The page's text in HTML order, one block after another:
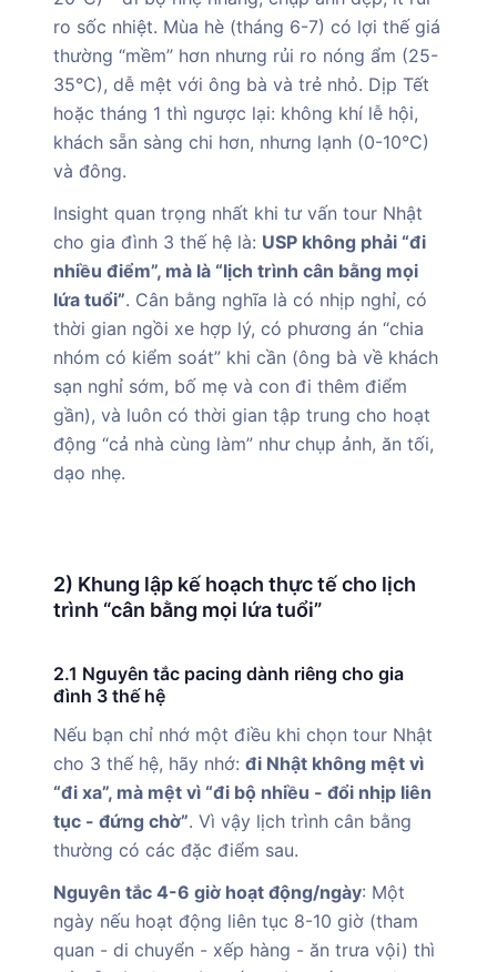
ro sốc nhiệt. Mùa hè (tháng 6-7) có lợi thế giá
thường “mềm” hơn nhưng rủi ro nóng ẩm (25-
35°C), dễ mệt với ông bà và trẻ nhỏ. Dịp Tết
hoặc tháng 1 thì ngược lại: không khí lễ hội,
khách sẵn sàng chi hơn, nhưng lạnh (0-10°C)
và đông.
Insight quan trọng nhất khi tư vấn tour Nhật
cho gia đình 3 thế hệ là: USP không phải “đi
nhiều điểm”, mà là “lịch trình cân bằng mọi
lứa tuổi”. Cân bằng nghĩa là có nhịp nghỉ, có
thời gian ngồi xe hợp lý, có phương án “chia
nhóm có kiểm soát” khi cần (ông bà về khách
sạn nghỉ sớm, bố mẹ và con đi thêm điểm
gần), và luôn có thời gian tập trung cho hoạt
động “cả nhà cùng làm” như chụp ảnh, ăn tối,
dạo nhẹ.
2) Khung lập kế hoạch thực tế cho lịch
trình “cân bằng mọi lứa tuổi”
2.1 Nguyên tắc pacing dành riêng cho gia
đình 3 thế hệ
Nếu bạn chỉ nhớ một điều khi chọn tour Nhật
cho 3 thế hệ, hãy nhớ: đi Nhật không mệt vì
“đi xa”, mà mệt vì “đi bộ nhiều - đổi nhịp liên
tục - đứng chờ”. Vì vậy lịch trình cân bằng
thường có các đặc điểm sau.
Nguyên tắc 4-6 giờ hoạt động/ngày: Một
ngày nếu hoạt động liên tục 8-10 giờ (tham
quan - di chuyển - xếp hàng - ăn trưa vội) thì